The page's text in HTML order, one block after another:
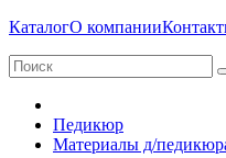
КаталогО компании
Педикюр
Материалы д/